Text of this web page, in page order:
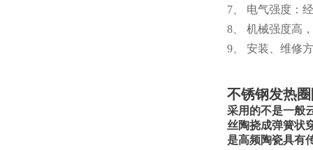
7、 电气强度：
8、 机械强度高
9、 安装、维修
不锈钢发热
采用的不是一般
丝陶挠成弹簧状
是高频陶瓷具有